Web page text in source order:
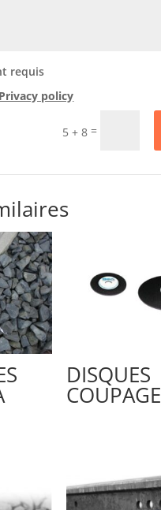
requis
Privacy policy
5 + 8 =
DISQUES
COUPAGE